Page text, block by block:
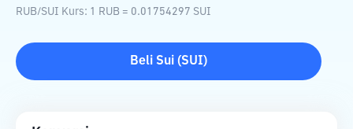
RUB/SUI Kurs: 1 RUB = 0.01754297 SUI
Beli Sui (SUI)